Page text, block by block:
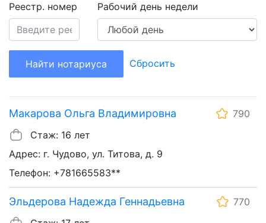
Реестр. номер Рабочий день недели
Найти нотариуса Сбросить
Макарова Ольга Владимировна
790
Стаж: 16 лет
Адрес: г. Чудово, ул. Титова, д. 9
Телефон: +781665583**
Эльдерова Надежда Геннадьевна
770